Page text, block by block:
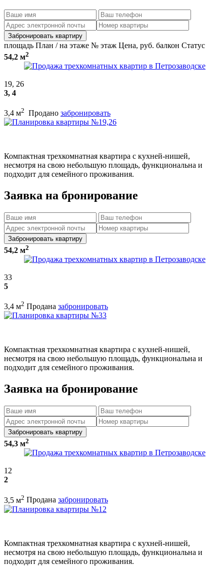
Забронировать квартиру
площадь План / на этаже № этаж Цена, руб. балкон Статус
54,2 м2
19, 26
3, 4
3,4 м2 Продано забронировать
Компактная трехкомнатная квартира с кухней-нишей,
несмотря на свою небольшую площадь, функциональна и
подходит для семейного проживания.
Заявка на бронирование
Забронировать квартиру
54,2 м2
33
5
3,4 м2 Продана забронировать
Компактная трехкомнатная квартира с кухней-нишей,
несмотря на свою небольшую площадь, функциональна и
подходит для семейного проживания.
Заявка на бронирование
Забронировать квартиру
54,3 м2
12
2
3,5 м2 Продана забронировать
Компактная трехкомнатная квартира с кухней-нишей,
несмотря на свою небольшую площадь, функциональна и
подходит для семейного проживания.